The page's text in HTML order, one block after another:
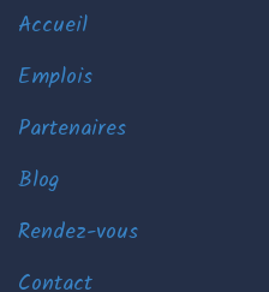
Accueil
Emplois
Partenaires
Blog
Rendez-vous
Contact